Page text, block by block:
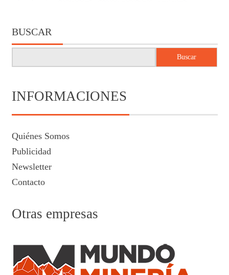
BUSCAR
Buscar
INFORMACIONES
Quiénes Somos
Publicidad
Newsletter
Contacto
Otras empresas